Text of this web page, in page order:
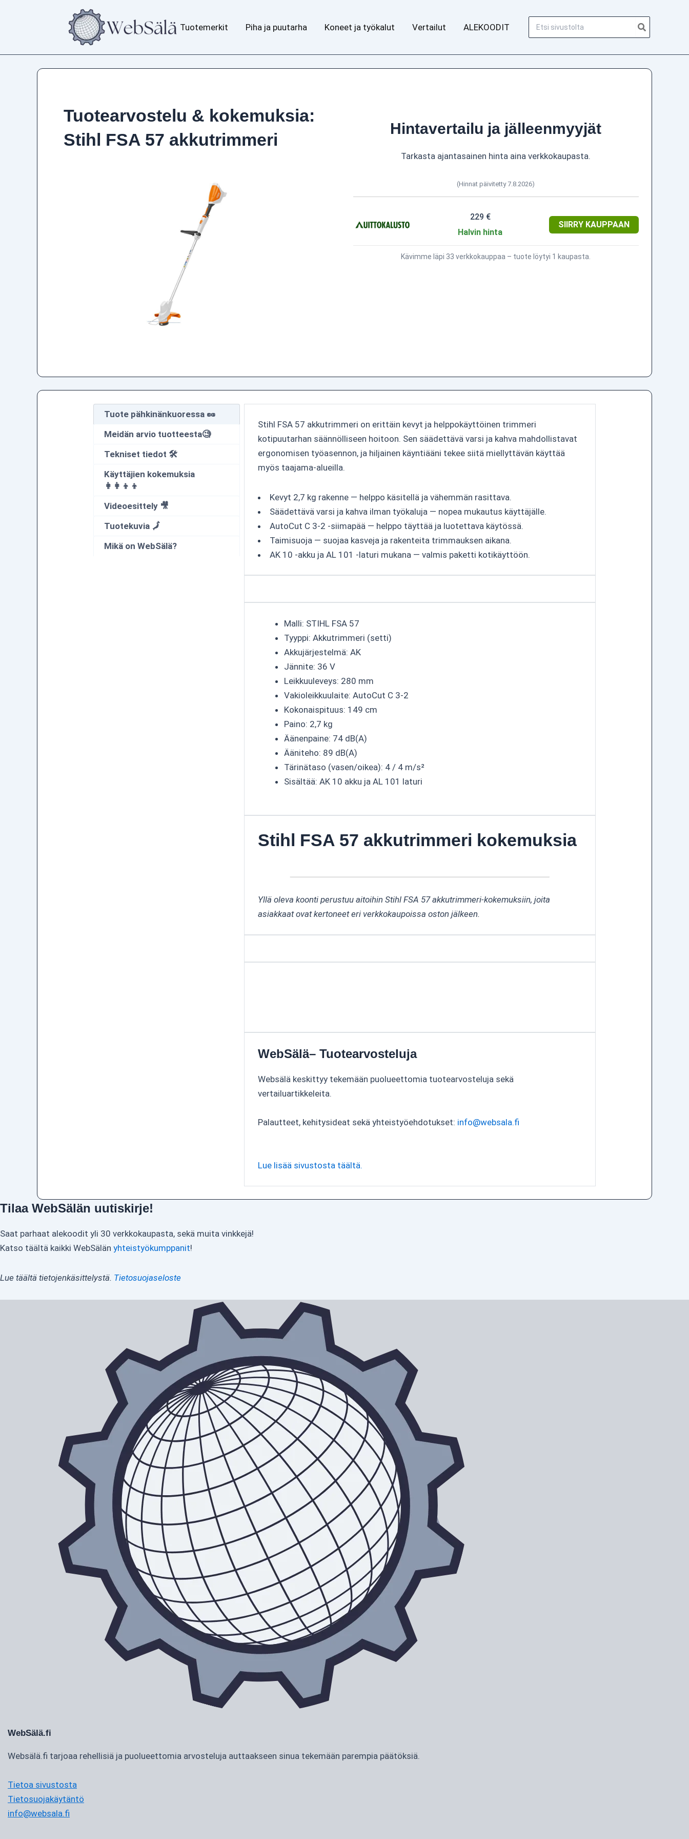
Tuotemerkit Piha ja puutarha Koneet ja työkalut Vertailut ALEKOODIT
Tuotearvostelu & kokemuksia:
Stihl FSA 57 akkutrimmeri
Hintavertailu ja jälleenmyyjät
Tarkasta ajantasainen hinta aina verkkokaupasta.
(Hinnat päivitetty 7.8.2026)
229 €
Halvin hinta
SIIRRY KAUPPAAN
Kävimme läpi 33 verkkokauppaa – tuote löytyi 1 kaupasta.
Tuote pähkinänkuoressa 🥜
Meidän arvio tuotteesta🧐
Tekniset tiedot 🛠
Käyttäjien kokemuksia
👩‍👩‍👦‍👦
Videoesittely 🎥
Tuotekuvia 🗾
Mikä on WebSälä?
Stihl FSA 57 akkutrimmeri on erittäin kevyt ja helppokäyttöinen trimmeri
kotipuutarhan säännölliseen hoitoon. Sen säädettävä varsi ja kahva mahdollistavat
ergonomisen työasennon, ja hiljainen käyntiääni tekee siitä miellyttävän käyttää
myös taajama-alueilla.
Kevyt 2,7 kg rakenne — helppo käsitellä ja vähemmän rasittava.
Säädettävä varsi ja kahva ilman työkaluja — nopea mukautus käyttäjälle.
AutoCut C 3-2 -siimapää — helppo täyttää ja luotettava käytössä.
Taimisuoja — suojaa kasveja ja rakenteita trimmauksen aikana.
AK 10 -akku ja AL 101 -laturi mukana — valmis paketti kotikäyttöön.
Malli: STIHL FSA 57
Tyyppi: Akkutrimmeri (setti)
Akkujärjestelmä: AK
Jännite: 36 V
Leikkuuleveys: 280 mm
Vakioleikkuulaite: AutoCut C 3-2
Kokonaispituus: 149 cm
Paino: 2,7 kg
Äänenpaine: 74 dB(A)
Ääniteho: 89 dB(A)
Tärinätaso (vasen/oikea): 4 / 4 m/s²
Sisältää: AK 10 akku ja AL 101 laturi
Stihl FSA 57 akkutrimmeri kokemuksia
Yllä oleva koonti perustuu aitoihin Stihl FSA 57 akkutrimmeri-kokemuksiin, joita
asiakkaat ovat kertoneet eri verkkokaupoissa oston jälkeen.
WebSälä– Tuotearvosteluja
Websälä keskittyy tekemään puolueettomia tuotearvosteluja sekä
vertailuartikkeleita.
Palautteet, kehitysideat sekä yhteistyöehdotukset: info@websala.fi
Lue lisää sivustosta täältä.
Tilaa WebSälän uutiskirje!
Saat parhaat alekoodit yli 30 verkkokaupasta, sekä muita vinkkejä!
Katso täältä kaikki WebSälän yhteistyökumppanit!
Lue täältä tietojenkäsittelystä. Tietosuojaseloste
WebSälä.fi
Websälä.fi tarjoaa rehellisiä ja puolueettomia arvosteluja auttaakseen sinua tekemään parempia päätöksiä.
Tietoa sivustosta
Tietosuojakäytäntö
info@websala.fi